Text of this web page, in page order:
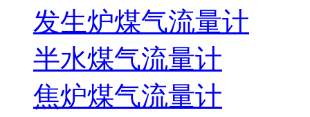
发生炉煤气流量计
半水煤气流量计
焦炉煤气流量计